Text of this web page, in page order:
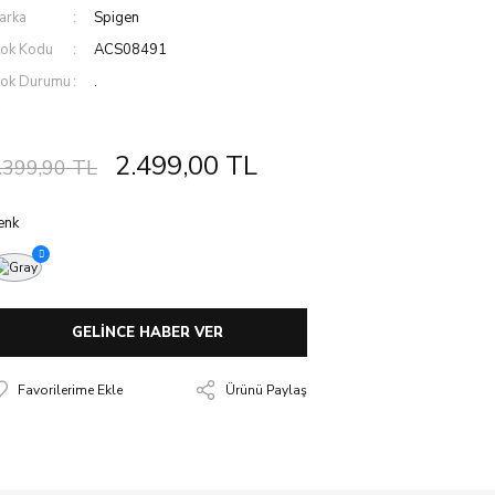
Spigen
Kodu
ACS08491
Durumu
.
TL 2.499,00 TL
GELİNCE HABER VER
Ürünü Paylaş